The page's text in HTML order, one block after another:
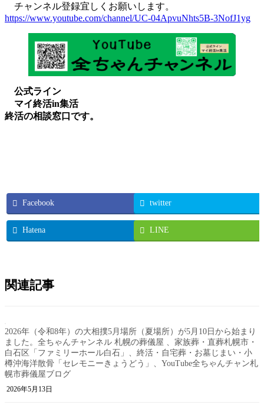
チャンネル登録宜しくお願いします。
https://www.youtube.com/channel/UC-04ApvuNhts5B-3NofJ1yg
公式ライン
マイ終活in集活
終活の相談窓口です。
Facebook twitter
Hatena LINE
関連記事
2026年（令和8年）の大相撲5月場所（夏場所）が5月10日から始まり
ました。全ちゃんチャンネル 札幌の葬儀屋 、家族葬・直葬札幌市・
白石区「ファミリーホール白石」、終活・自宅葬・お墓じまい・小
樽沖海洋散骨「セレモニーきょうどう」、YouTube全ちゃんチャン札
幌市葬儀屋ブログ
2026年5月13日